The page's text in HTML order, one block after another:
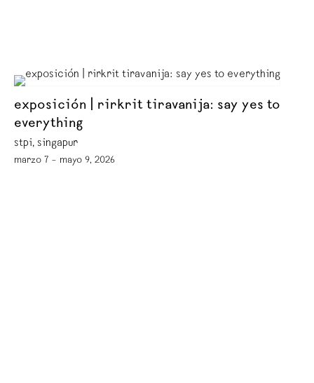
exposición | rirkrit tiravanija: say yes to
everything
stpi, singapur
marzo 7 – mayo 9, 2026